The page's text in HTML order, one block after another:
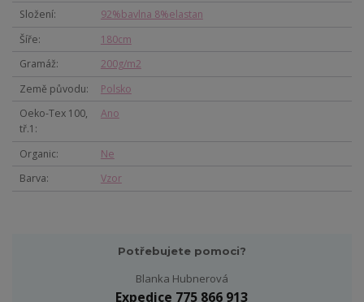
Složení
92%bavlna 8%elastan
Šíře
180cm
Gramáž
200g/m2
Země původu
Polsko
Oeko-Tex 100,
tř.1
Ano
Organic
Ne
Barva
Vzor
Potřebujete pomoci?
Blanka Hubnerová
Expedice 775 866 913